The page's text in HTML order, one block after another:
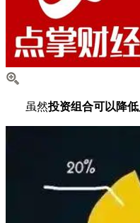
虽然投资组合可以降